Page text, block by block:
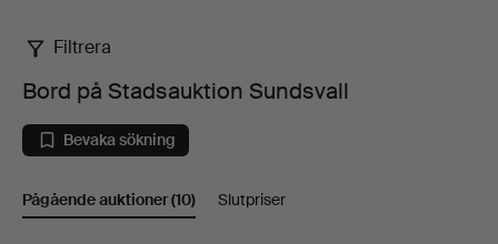
Bord
på
Stadsauktion
Sundsvall
Filtrera
Bord på Stadsauktion Sundsvall
Bevaka sökning
Pågående auktioner(10) Slutpriser